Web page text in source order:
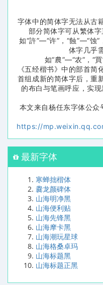
字体中的简体字无法从古
部分简体字可从繁体
如“許”—“许”，“蝕”—“蚀
体字几乎
如“農”—“农”，“
《五经楷书》中的部首
首组成新的简体字后，重
的布白与笔画呼应，实
本文来自杨任东字体公众
https://
最新字体
寒蝉拙楷体
爨龙颜碑体
山海明净黑
山海便利贴
山海先锋黑
山海摩卡黑
山海潮玩星球
山海格桑卓玛
山海标题黑
山海标题正黑